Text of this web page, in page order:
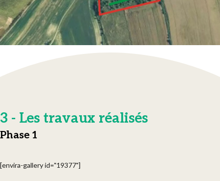
3 - Les travaux réalisés
Phase 1
[envira-gallery id="19377"]